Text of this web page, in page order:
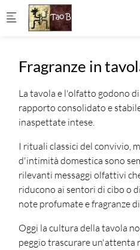
Skip to main content
Fragranze in
La tavola e l'olfatto godono
rapporto consolidato e
inaspettate intese.
I rituali classici del convivio,
d'intimità domestica sono
rilevanti messaggi olfattivi
riducono ai sentori di cibo o
note profumate e fragranze
Oggi la cultura della tavola
peggio trascurare un'attenta